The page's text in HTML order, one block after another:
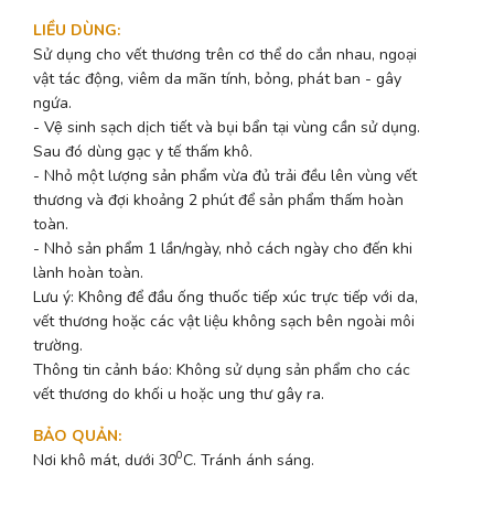
LIỀU DÙNG:
Sử dụng cho vết thương trên cơ thể do cắn nhau, ngoại
vật tác động, viêm da mãn tính, bỏng, phát ban - gây
ngứa.
- Vệ sinh sạch dịch tiết và bụi bẩn tại vùng cần sử dụng.
Sau đó dùng gạc y tế thấm khô.
- Nhỏ một lượng sản phẩm vừa đủ trải đều lên vùng vết
thương và đợi khoảng 2 phút để sản phẩm thấm hoàn
toàn.
- Nhỏ sản phẩm 1 lần/ngày, nhỏ cách ngày cho đến khi
lành hoàn toàn.
Lưu ý: Không để đầu ống thuốc tiếp xúc trực tiếp với da,
vết thương hoặc các vật liệu không sạch bên ngoài môi
trường.
Thông tin cảnh báo: Không sử dụng sản phẩm cho các
vết thương do khối u hoặc ung thư gây ra.
BẢO QUẢN:
Nơi khô mát, dưới 300C. Tránh ánh sáng.